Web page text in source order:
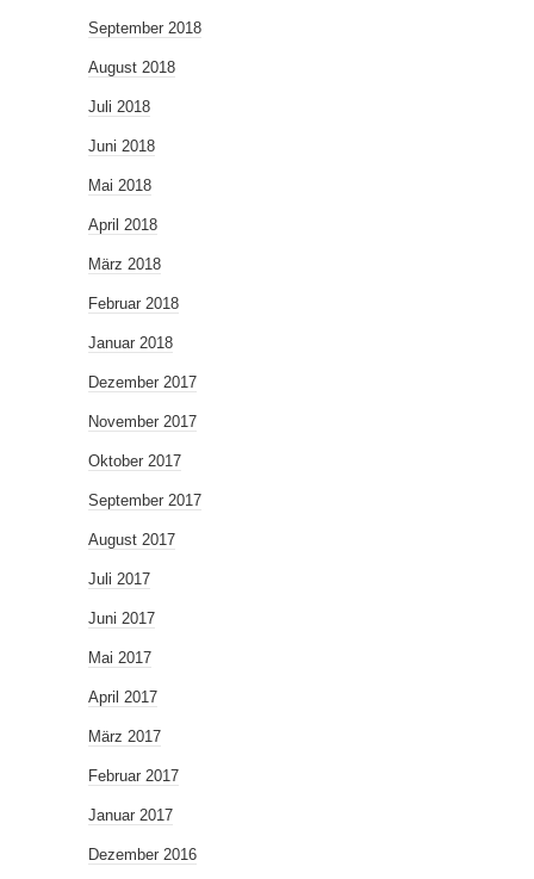
September 2018
August 2018
Juli 2018
Juni 2018
Mai 2018
April 2018
März 2018
Februar 2018
Januar 2018
Dezember 2017
November 2017
Oktober 2017
September 2017
August 2017
Juli 2017
Juni 2017
Mai 2017
April 2017
März 2017
Februar 2017
Januar 2017
Dezember 2016